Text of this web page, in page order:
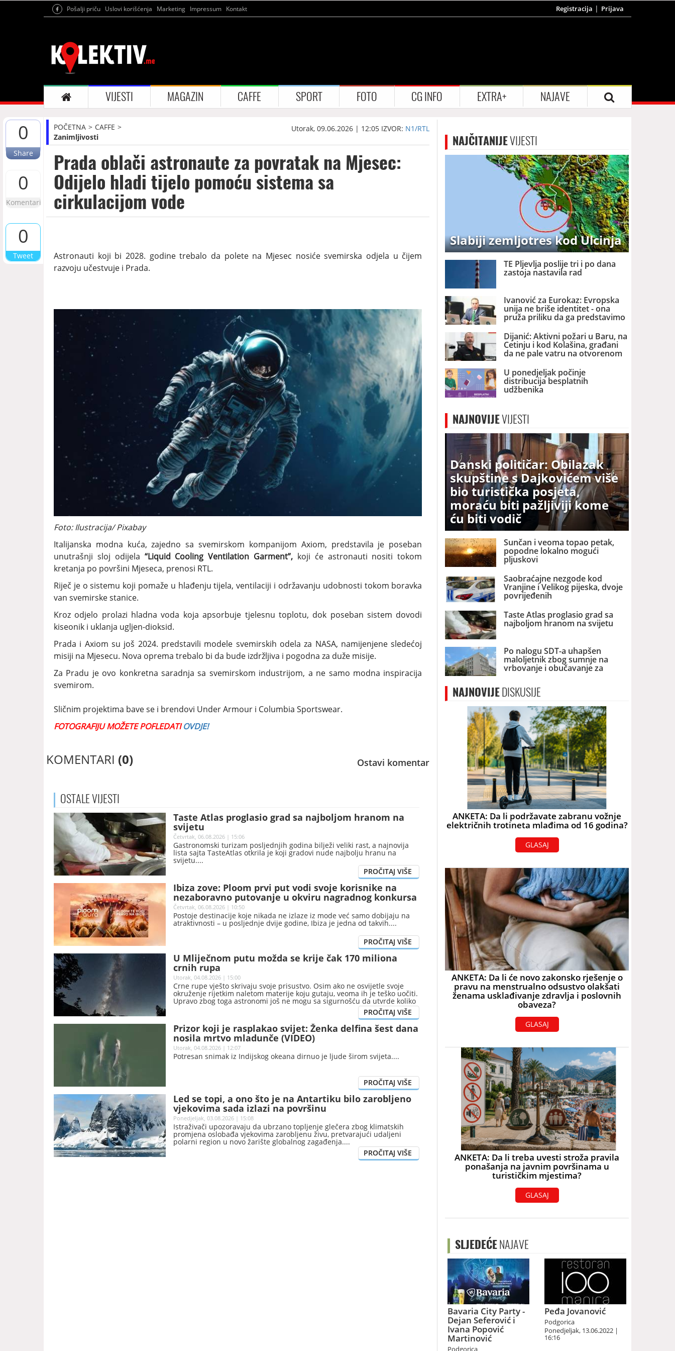
Pošalji priču Uslovi korišćenja Marketing Impressum Kontakt Registracija Prijava
VIJESTI MAGAZIN CAFFE SPORT FOTO CG INFO EXTRA+ NAJAVE
0
Share
0
Komentari
0
Tweet
POČETNA
CAFFE
Zanimljivosti
Utorak, 09.06.2026 | 12:05 IZVOR: N1/RTL
Prada oblači astronaute za povratak na Mjesec:
Odijelo hladi tijelo pomoću sistema sa
cirkulacijom vode
Astronauti koji bi 2028. godine trebalo da polete na Mjesec nosiće svemirska odjela u čijem
razvoju učestvuje i Prada.
Foto: Ilustracija/ Pixabay
Italijanska modna kuća, zajedno sa svemirskom kompanijom Axiom, predstavila je poseban
unutrašnji sloj odijela “Liquid Cooling Ventilation Garment”, koji će astronauti nositi tokom
kretanja po površini Mjeseca, prenosi RTL.
Riječ je o sistemu koji pomaže u hlađenju tijela, ventilaciji i održavanju udobnosti tokom boravka
van svemirske stanice.
Kroz odjelo prolazi hladna voda koja apsorbuje tjelesnu toplotu, dok poseban sistem dovodi
kiseonik i uklanja ugljen-dioksid.
Prada i Axiom su još 2024. predstavili modele svemirskih odela za NASA, namijenjene sledećoj
misiji na Mjesecu. Nova oprema trebalo bi da bude izdržljiva i pogodna za duže misije.
Za Pradu je ovo konkretna saradnja sa svemirskom industrijom, a ne samo modna inspiracija
svemirom.
Sličnim projektima bave se i brendovi Under Armour i Columbia Sportswear.
FOTOGRAFIJU MOŽETE POFLEDATIOVDJE!
KOMENTARI (0) Ostavi komentar
OSTALEVIJESTI
Taste Atlas proglasio grad sa najboljom hranom na
svijetu
Četvrtak, 06.08.2026 | 15:06
Gastronomski turizam posljednjih godina bilježi veliki rast, a najnovija
lista sajta TasteAtlas otkrila je koji gradovi nude najbolju hranu na
svijetu.
Ibiza zove: Ploom prvi put vodi svoje korisnike na
nezaboravno putovanje u okviru nagradnog konkursa
Četvrtak, 06.08.2026 | 10:50
Postoje destinacije koje nikada ne izlaze iz mode već samo dobijaju na
atraktivnosti – u posljednje dvije godine, Ibiza je jedna od takvih.
U Mliječnom putu možda se krije čak 170 miliona
crnih rupa
Utorak, 04.08.2026 | 15:00
Crne rupe vješto skrivaju svoje prisustvo. Osim ako ne osvijetle svoje
okruženje rijetkim naletom materije koju gutaju, veoma ih je teško uočiti.
Upravo zbog toga astronomi još ne mogu sa sigurnošću da utvrde koliko
se nevidljivih crnih rupa zvjezdane mase nalazi u našoj galaksiji.
Prizor koji je rasplakao svijet: Ženka delfina šest dana
nosila mrtvo mladunče (VIDEO)
Utorak, 04.08.2026 | 12:07
Potresan snimak iz Indijskog okeana dirnuo je ljude širom svijeta.
Led se topi, a ono što je na Antartiku bilo zarobljeno
vjekovima sada izlazi na površinu
Ponedjeljak, 03.08.2026 | 15:08
Istraživači upozoravaju da ubrzano topljenje glečera zbog klimatskih
promjena oslobađa vjekovima zarobljenu živu, pretvarajući udaljeni
polarni region u novo žarište globalnog zagađenja.
NAJČITANIJEVIJESTI
Slabiji zemljotres kod Ulcinja
TE Pljevlja poslije tri i po dana
zastoja nastavila rad
Ivanović za Eurokaz: Evropska
unija ne briše identitet - ona
pruža priliku da ga predstavimo
Evropi i svijetu
Dijanić: Aktivni požari u Baru, na
Cetinju i kod Kolašina, građani
da ne pale vatru na otvorenom
U ponedjeljak počinje
distribucija besplatnih
udžbenika
NAJNOVIJEVIJESTI
Danski političar: Obilazak
skupštine s Dajkovićem više
bio turistička posjeta,
moraću biti pažljiviji kome
ću biti vodič
Sunčan i veoma topao petak,
popodne lokalno mogući
pljuskovi
Saobraćajne nezgode kod
Vranjine i Velikog pijeska, dvoje
povrijeđenih
Taste Atlas proglasio grad sa
najboljom hranom na svijetu
Po nalogu SDT-a uhapšen
maloljetnik zbog sumnje na
vrbovanje i obučavanje za
terorizam
NAJNOVIJEDISKUSIJE
ANKETA: Da li podržavate zabranu vožnje
električnih trotineta mlađima od 16 godina?
GLASAJ
ANKETA: Da li će novo zakonsko rješenje o
pravu na menstrualno odsustvo olakšati
ženama usklađivanje zdravlja i poslovnih
obaveza?
GLASAJ
ANKETA: Da li treba uvesti stroža pravila
ponašanja na javnim površinama u
turističkim mjestima?
GLASAJ
SLJEDEĆENAJAVE
Bavaria City Party -
Dejan Seferović i
Ivana Popović
Martinović
Podgorica
Peđa Jovanović
Podgorica
Ponedjeljak, 13.06.2022 |
16:16